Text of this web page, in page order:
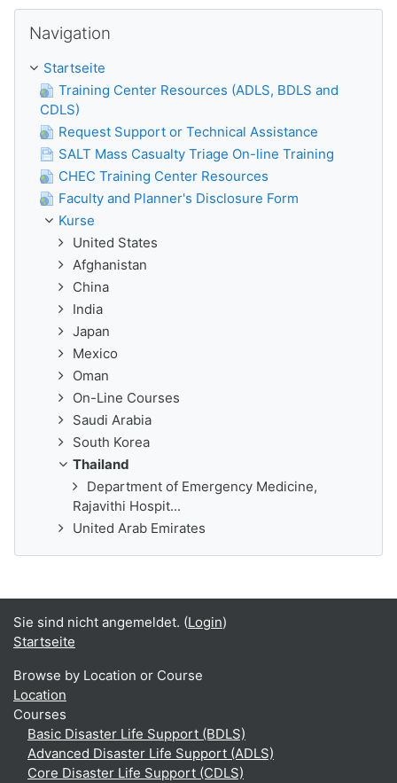
Navigation
Startseite
Training Center Resources (ADLS, BDLS and
CDLS)
Request Support or Technical Assistance
SALT Mass Casualty Triage On-line Training
CHEC Training Center Resources
Faculty and Planner's Disclosure Form
Kurse
United States
Afghanistan
China
India
Japan
Mexico
Oman
On-Line Courses
Saudi Arabia
South Korea
Thailand
Department of Emergency Medicine,
Rajavithi Hospit...
United Arab Emirates
Sie sind nicht angemeldet. (Login)
Startseite
Browse by Location or Course
Location
Courses
Basic Disaster Life Support (BDLS)
Advanced Disaster Life Support (ADLS)
Core Disaster Life Support (CDLS)